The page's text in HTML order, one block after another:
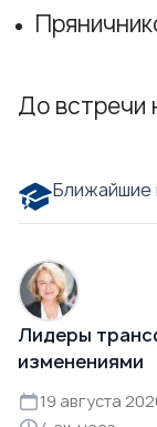
До встречи
Ближайшие
Лидеры
изменениями
19 августа